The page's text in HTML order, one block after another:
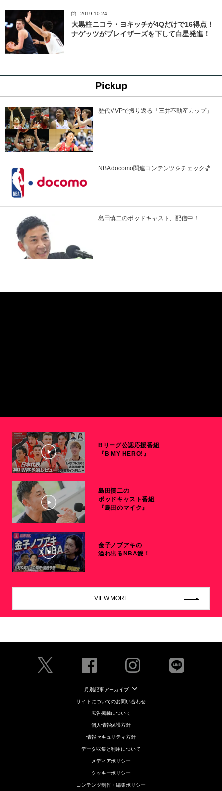
2019.10.24
大黒柱ニコラ・ヨキッチが4Qだけで16得点！
ナゲッツがブレイザーズを下して白星発進！
Pickup
歴代MVPで振り返る「三井不動産カップ」
NBA docomo関連コンテンツをチェック🏀
島田慎二のポッドキャスト、配信中！
Bリーグ公認応援番組
『B MY HERO!』
島田慎二の
ポッドキャスト番組
『島田のマイク』
金子ノブアキの
溢れ出るNBA愛！
VIEW MORE
月別記事アーカイブ
サイトについてのお問い合わせ
広告掲載について
個人情報保護方針
情報セキュリティ方針
データ収集と利用について
メディアポリシー
クッキーポリシー
コンテンツ制作・編集ポリシー